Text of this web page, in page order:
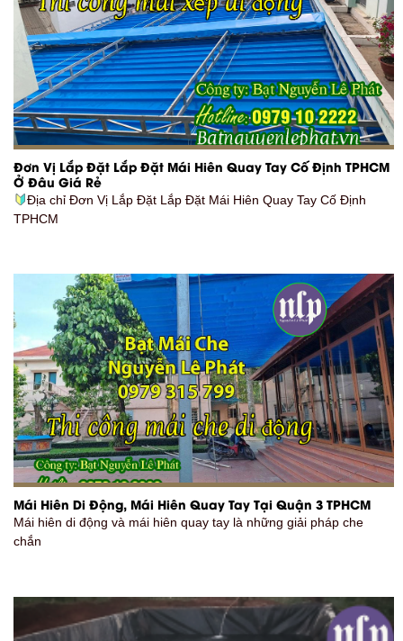
Đơn Vị Lắp Đặt Lắp Đặt Mái Hiên Quay Tay Cố Định TPHCM
Ở Đâu Giá Rẻ
Địa chỉ Đơn Vị Lắp Đặt Lắp Đặt Mái Hiên Quay Tay Cố Định
TPHCM
Mái Hiên Di Động, Mái Hiên Quay Tay Tại Quận 3 TPHCM
Mái hiên di động và mái hiên quay tay là những giải pháp che
chắn